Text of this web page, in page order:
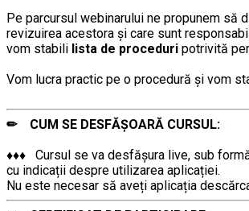
Pe parcursul webinarului ne propunem
revizuirea acestora și care sunt
vom stabili lista de proceduri potrivită
Vom lucra practic pe o procedură și vom
✏ CUM SE DESFĂȘOARĂ CURSUL:
♦♦♦ Cursul se va desfășura live, sub
cu indicații despre utilizarea aplicației.
Nu este necesar să aveți aplicația